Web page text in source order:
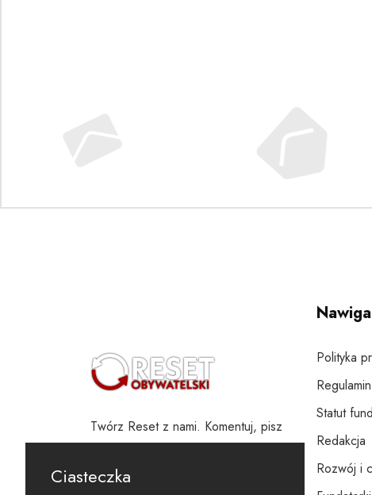
Twórz Reset z nami. Komentuj, pisz
i wspieraj
Polityka
Regulamin
Statut
Redakcja
Rozwój i
Ciasteczka